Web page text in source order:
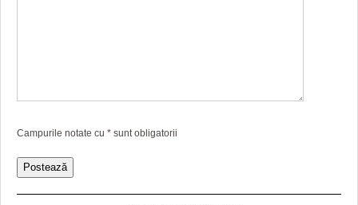
Campurile notate cu * sunt obligatorii